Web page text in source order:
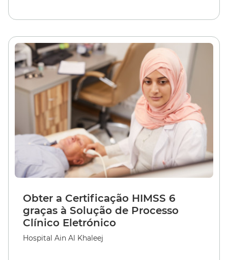
Obter a Certificação HIMSS 6
graças à Solução de Processo
Clínico Eletrónico
Hospital Ain Al Khaleej